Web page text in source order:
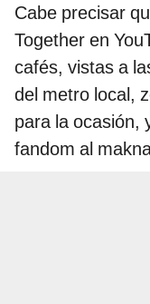
Cabe precisar
Together en
cafés, vistas a
del metro local,
para la ocasión,
fandom al